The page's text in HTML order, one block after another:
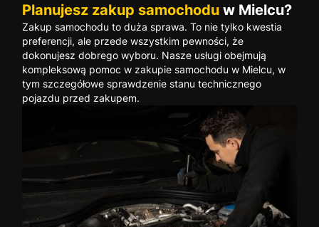
Planujesz zakup samochodu w Mielcu?
Zakup samochodu to duża sprawa. To nie tylko kwestia
preferencji, ale przede wszystkim pewności, że
dokonujesz dobrego wyboru. Nasze usługi obejmują
kompleksową pomoc w zakupie samochodu w Mielcu, w
tym szczegółowe sprawdzenie stanu technicznego
pojazdu przed zakupem.